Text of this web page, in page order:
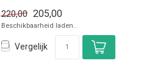
✓ Flat-pack
x Zonder spat...
220,00 205,00
Beschikbaarheid laden..
Vergelijk